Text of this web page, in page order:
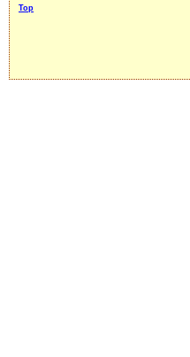
Top